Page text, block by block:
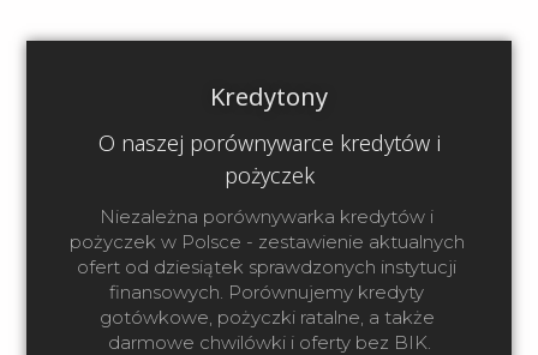
Kredytony
O naszej porównywarce kredytów i
pożyczek
Niezależna porównywarka kredytów i
pożyczek w Polsce - zestawienie aktualnych
ofert od dziesiątek sprawdzonych instytucji
finansowych. Porównujemy kredyty
gotówkowe, pożyczki ratalne, a także
darmowe chwilówki i oferty bez BIK.